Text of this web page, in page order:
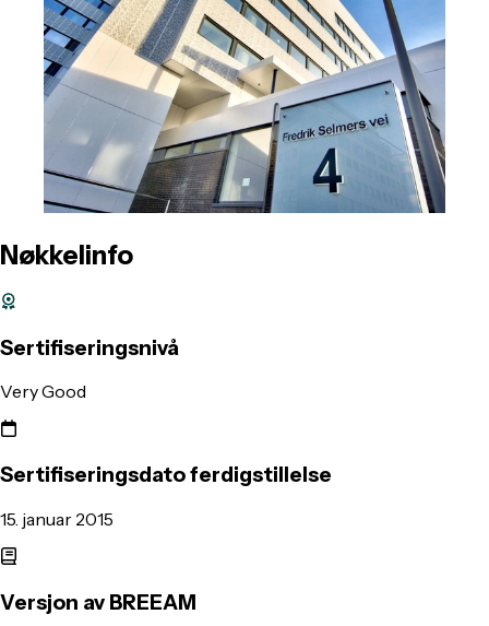
Nøkkelinfo
Sertifiseringsnivå
Very Good
Sertifiseringsdato ferdigstillelse
15. januar 2015
Versjon av BREEAM